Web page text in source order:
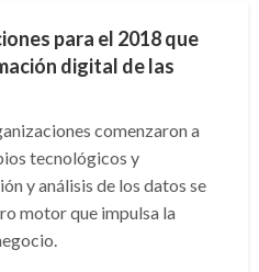
para el 2018 que
digital de las
comenzaron a
tecnológicos y
y análisis de los datos se
motor que impulsa la